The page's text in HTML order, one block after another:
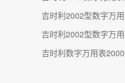
吉时利2002型数字万
吉时利2002型数字万
吉时利数字万用表